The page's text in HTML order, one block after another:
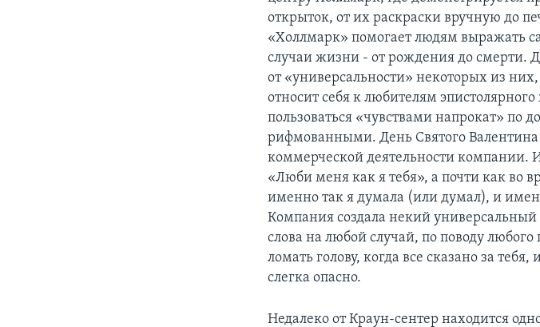
открыток, от их раскраски вручную до
«Холлмарк» помогает людям выражать
случаи жизни - от рождения до смерти.
от «универсальности» некоторых из
относит себя к любителям
пользоваться «чувствами напрокат» по
рифмованными. День Святого Валентина
коммерческой деятельности компании.
«Люби меня как я тебя», а почти как во
именно так я думала (или думал), и
Компания создала некий
слова на любой случай, по поводу
ломать голову, когда все сказано за
слегка опасно.
Недалеко от Краун-сентер находится